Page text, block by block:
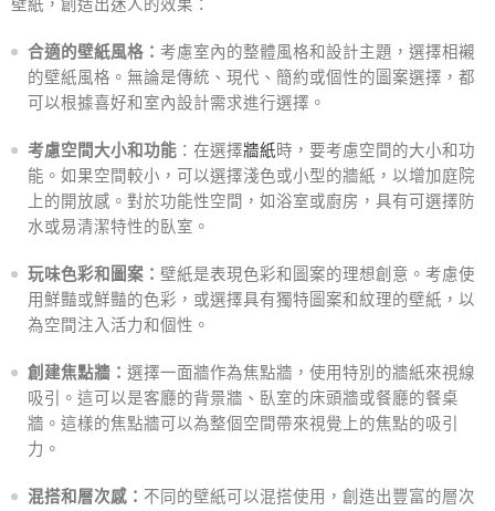
壁紙，創造出迷人的效果：
合適的壁紙風格： 考慮室內的整體風格和設計主題，選擇相襯
的壁紙風格。無論是傳統、現代、簡約或個性的圖案選擇，都
可以根據喜好和室內設計需求進行選擇。
考慮空間大小和功能 ：在選擇牆紙時，要考慮空間的大小和功
能。如果空間較小，可以選擇淺色或小型的牆紙，以增加庭院
上的開放感。對於功能性空間，如浴室或廚房，具有可選擇防
水或易清潔特性的臥室。
玩味色彩和圖案： 壁紙是表現色彩和圖案的理想創意。考慮使
用鮮豔或鮮豔的色彩，或選擇具有獨特圖案和紋理的壁紙，以
為空間注入活力和個性。
創建焦點牆： 選擇一面牆作為焦點牆，使用特別的牆紙來視線
吸引。這可以是客廳的背景牆、臥室的床頭牆或餐廳的餐桌
牆。這樣的焦點牆可以為整個空間帶來視覺上的焦點的吸引
力。
混搭和層次感： 不同的壁紙可以混搭使用，創造出豐富的層次